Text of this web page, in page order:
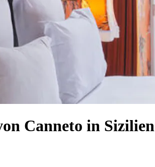
Canneto in Sizilien